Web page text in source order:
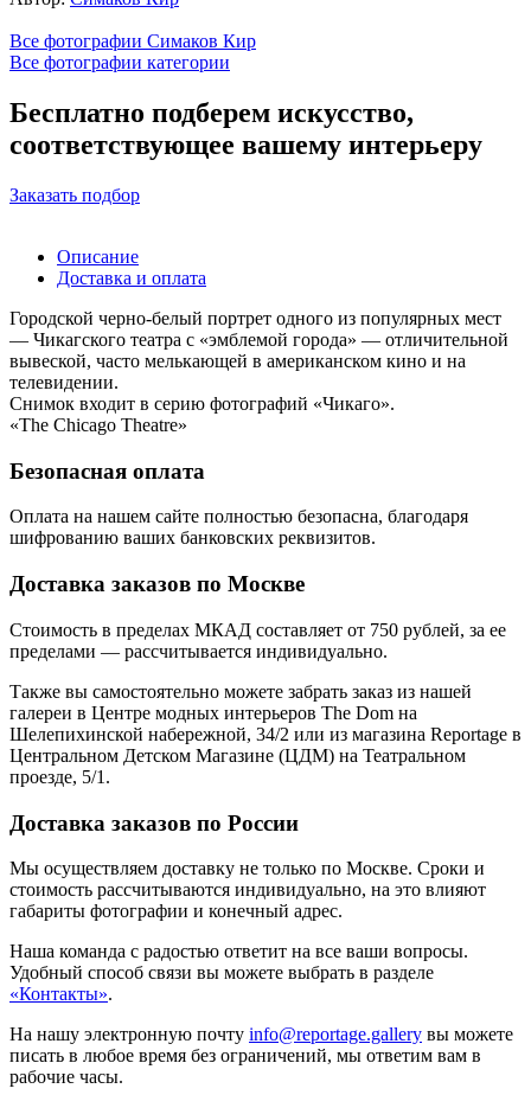
Все фотографии Симаков Кир
Все фотографии категории
Бесплатно подберем искусство,
соответствующее вашему интерьеру
Заказать подбор
Описание
Доставка и оплата
Городской черно-белый портрет одного из популярных мест
— Чикагского театра с «эмблемой города» — отличительной
вывеской, часто мелькающей в американском кино и на
телевидении.
Снимок входит в серию фотографий «Чикаго».
«The Chicago Theatre»
Безопасная оплата
Оплата на нашем сайте полностью безопасна, благодаря
шифрованию ваших банковских реквизитов.
Доставка заказов по Москве
Стоимость в пределах МКАД составляет от 750 рублей, за ее
пределами — рассчитывается индивидуально.
Также вы самостоятельно можете забрать заказ из нашей
галереи в Центре модных интерьеров The Dom на
Шелепихинской набережной, 34/2 или из магазина Reportage в
Центральном Детском Магазине (ЦДМ) на Театральном
проезде, 5/1.
Доставка заказов по России
Мы осуществляем доставку не только по Москве. Сроки и
стоимость рассчитываются индивидуально, на это влияют
габариты фотографии и конечный адрес.
Наша команда с радостью ответит на все ваши вопросы.
Удобный способ связи вы можете выбрать в разделе
«Контакты».
На нашу электронную почту info@reportage.gallery вы можете
писать в любое время без ограничений, мы ответим вам в
рабочие часы.